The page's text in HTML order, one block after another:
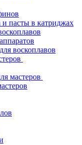
и пасты в катриджах
воскоплавов
мастеров